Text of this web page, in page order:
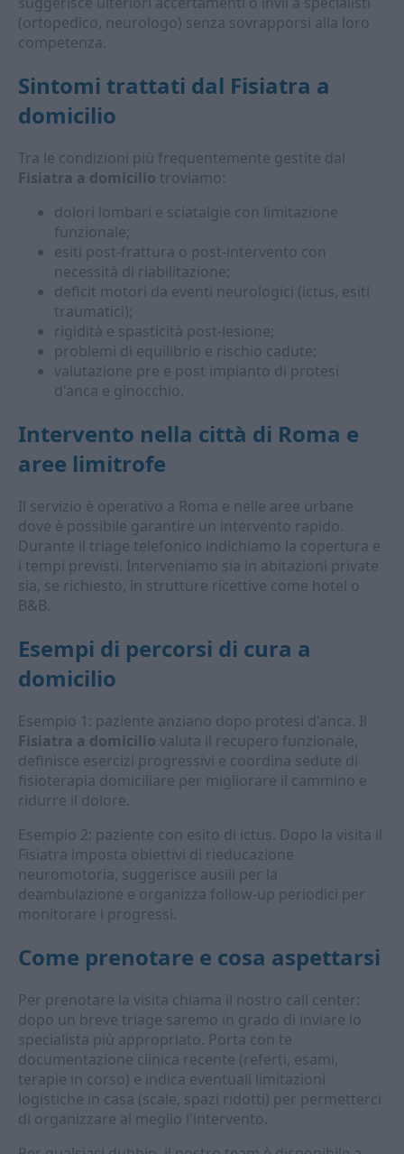
(ortopedico, neurologo) senza sovrapporsi alla loro
competenza.
Sintomi trattati dal Fisiatra a
domicilio
Tra le condizioni più frequentemente gestite dal
Fisiatra a domicilio troviamo:
dolori lombari e sciatalgie con limitazione
funzionale;
esiti post-frattura o post-intervento con
necessità di riabilitazione;
deficit motori da eventi neurologici (ictus, esiti
traumatici);
rigidità e spasticità post-lesione;
problemi di equilibrio e rischio cadute;
valutazione pre e post impianto di protesi
d'anca e ginocchio.
Intervento nella città di Roma e
aree limitrofe
Il servizio è operativo a Roma e nelle aree urbane
dove è possibile garantire un intervento rapido.
Durante il triage telefonico indichiamo la copertura e
i tempi previsti. Interveniamo sia in abitazioni private
sia, se richiesto, in strutture ricettive come hotel o
B&B.
Esempi di percorsi di cura a
domicilio
Esempio 1: paziente anziano dopo protesi d'anca. Il
Fisiatra a domicilio valuta il recupero funzionale,
definisce esercizi progressivi e coordina sedute di
fisioterapia domiciliare per migliorare il cammino e
ridurre il dolore.
Esempio 2: paziente con esito di ictus. Dopo la visita il
Fisiatra imposta obiettivi di rieducazione
neuromotoria, suggerisce ausili per la
deambulazione e organizza follow-up periodici per
monitorare i progressi.
Come prenotare e cosa aspettarsi
Per prenotare la visita chiama il nostro call center:
dopo un breve triage saremo in grado di inviare lo
specialista più appropriato. Porta con te
documentazione clinica recente (referti, esami,
terapie in corso) e indica eventuali limitazioni
logistiche in casa (scale, spazi ridotti) per permetterci
di organizzare al meglio l'intervento.